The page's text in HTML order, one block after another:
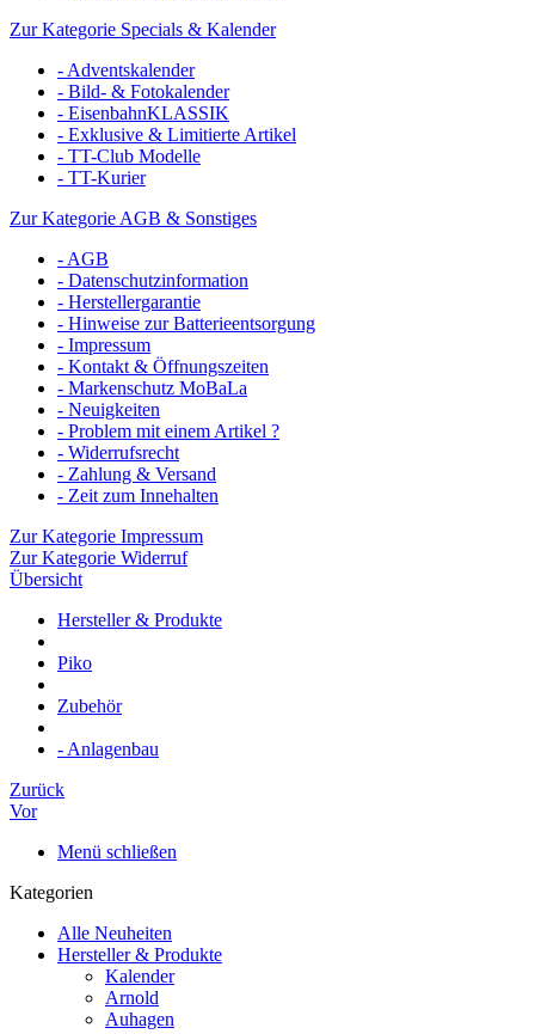
Zur Kategorie Specials & Kalender
- Adventskalender
- Bild- & Fotokalender
- EisenbahnKLASSIK
- Exklusive & Limitierte Artikel
- TT-Club Modelle
- TT-Kurier
Zur Kategorie AGB & Sonstiges
- AGB
- Datenschutzinformation
- Herstellergarantie
- Hinweise zur Batterieentsorgung
- Impressum
- Kontakt & Öffnungszeiten
- Markenschutz MoBaLa
- Neuigkeiten
- Problem mit einem Artikel ?
- Widerrufsrecht
- Zahlung & Versand
- Zeit zum Innehalten
Zur Kategorie Impressum
Zur Kategorie Widerruf
Übersicht
Hersteller & Produkte
Piko
Zubehör
- Anlagenbau
Zurück
Vor
Menü schließen
Kategorien
Alle Neuheiten
Hersteller & Produkte
Kalender
Arnold
Auhagen